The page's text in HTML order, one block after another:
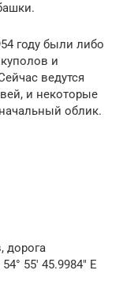
году были либо
и
ведутся
и некоторые
облик.
дорога
55′ 45.9984″ E